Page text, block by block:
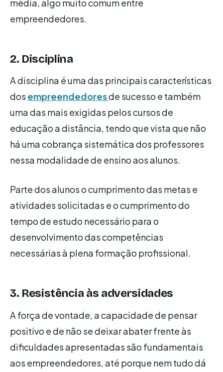
média, algo muito comum entre
empreendedores.
2. Disciplina
A disciplina é uma das principais características
dos empreendedoresde sucesso e também
uma das mais exigidas pelos cursos de
educação a distância, tendo que vista que não
há uma cobrança sistemática dos professores
nessa modalidade de ensino aos alunos.
Parte dos alunos o cumprimento das metas e
atividades solicitadas e o cumprimento do
tempo de estudo necessário para o
desenvolvimento das competências
necessárias à plena formação profissional.
3. Resistência às adversidades
A força de vontade, a capacidade de pensar
positivo e de não se deixar abater frente às
dificuldades apresentadas são fundamentais
aos empreendedores, até porque nem tudo dá